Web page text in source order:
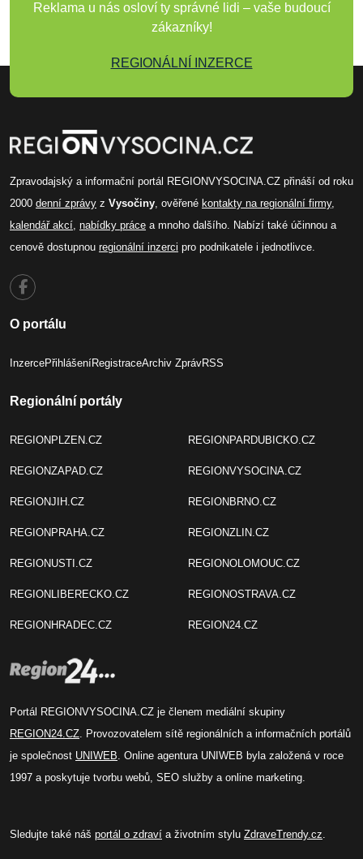
Reklama u nás osloví ty správné lidi – vaše budoucí
zákazníky!
REGIONÁLNÍ INZERCE
Zpravodajský a informační portál REGIONVYSOCINA.CZ přináší od roku
2000 denní zprávy z Vysočiny , ověřené kontakty na regionální firmy,
kalendář akcí nabídky práce a mnoho dalšího. Nabízí také účinnou a
cenově dostupnou regionální inzerci pro podnikatele i jednotlivce.
O portálu
InzercePřihlášeníRegistraceArchiv ZprávRSS
Regionální portály
REGIONPLZEN.CZ
REGIONZAPAD.CZ
REGIONJIH.CZ
REGIONPRAHA.CZ
REGIONUSTI.CZ
REGIONLIBERECKO.CZ
REGIONHRADEC.CZ
REGIONPARDUBICKO.CZ
REGIONVYSOCINA.CZ
REGIONBRNO.CZ
REGIONZLIN.CZ
REGIONOLOMOUC.CZ
REGIONOSTRAVA.CZ
REGION24.CZ
Portál REGIONVYSOCINA.CZ je členem mediální skupiny
REGION24.CZ . Provozovatelem sítě regionálních a informačních portálů
je společnost UNIWEB . Online agentura UNIWEB byla založená v roce
1997 a poskytuje tvorbu webů, SEO služby a online marketing.
Sledujte také náš portál o zdraví a životním stylu ZdraveTrendy.cz